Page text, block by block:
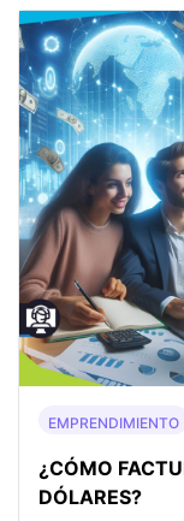
EMPRENDIMIENTO
¿CÓMO
DÓLARES?